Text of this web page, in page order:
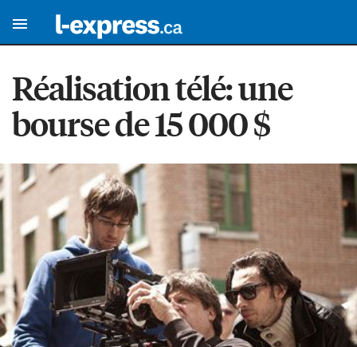
Réalisation télé: une
bourse de 15 000 $